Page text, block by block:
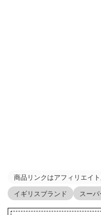
商品リンクはアフィリエイ
イギリスブランド
スーパ